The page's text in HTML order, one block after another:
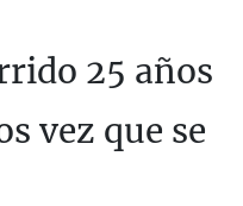
25 años
vez que se